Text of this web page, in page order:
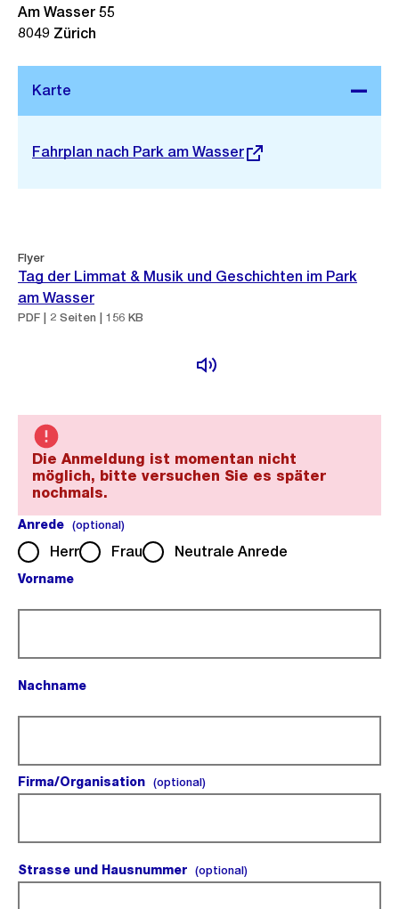
Stadtplan 3D
Externer
Fahrplan nach Park am Wasser
Am Wasser 55
8049 Zürich
Flyer
Tag der Limmat & Musik und Geschichten im Park
am Wasser
PDF | 2 Seiten | 156 KB
Die Anmeldung ist momentan nicht
möglich, bitte versuchen Sie es später
nochmals.
Anrede (optional)(optional).
Herr Frau Neutrale Anrede
Vorname
Nachname
Firma/Organisation (optional)(optional).
Strasse und Hausnummer (optional)(optional).